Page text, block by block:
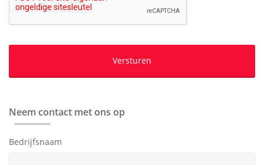
Neem contact met ons op
Bedrijfsnaam